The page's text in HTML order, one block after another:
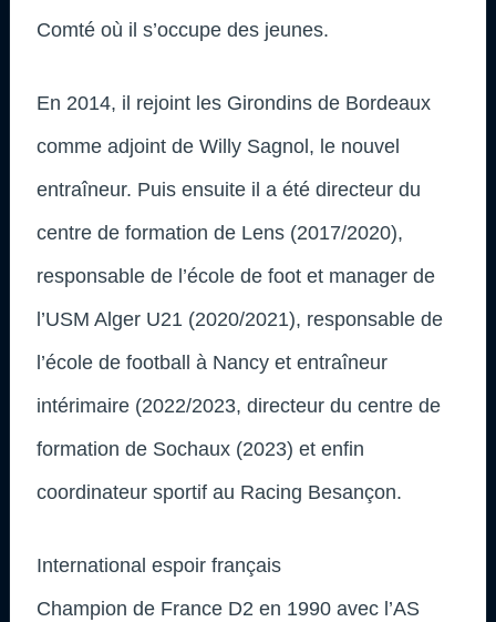
Comté où il s’occupe des jeunes.
En 2014, il rejoint les Girondins de Bordeaux
comme adjoint de Willy Sagnol, le nouvel
entraîneur. Puis ensuite il a été directeur du
centre de formation de Lens (2017/2020),
responsable de l’école de foot et manager de
l’USM Alger U21 (2020/2021), responsable de
l’école de football à Nancy et entraîneur
intérimaire (2022/2023, directeur du centre de
formation de Sochaux (2023) et enfin
coordinateur sportif au Racing Besançon.
International espoir français
Champion de France D2 en 1990 avec l’AS